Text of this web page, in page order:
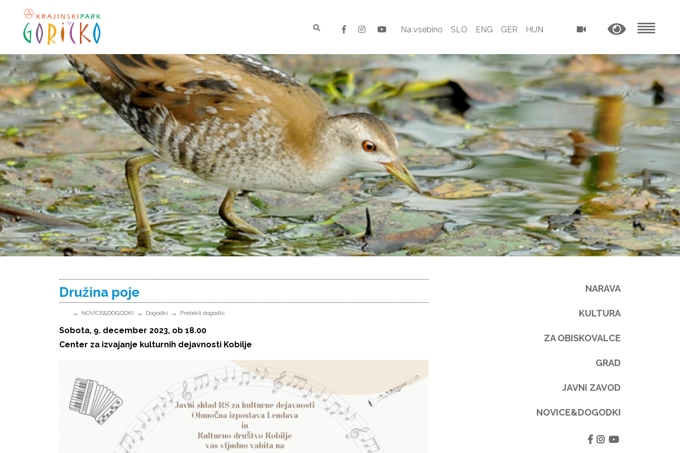
Na vsebino SLO ENG GER HUN
Družina poje
NOVICE&DOGODKI Dogodki Pretekli dogodki
Sobota, 9. december 2023, ob 18.00
Center za izvajanje kulturnih dejavnosti Kobilje
NARAVA
KULTURA
ZA OBISKOVALCE
GRAD
JAVNI ZAVOD
NOVICE&DOGODKI